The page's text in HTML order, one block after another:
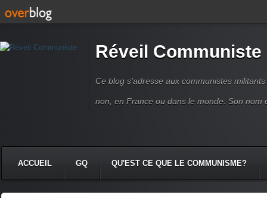
Réveil Communiste
Ce blog s'adresse aux communistes
non, en France ou dans le monde. Son nom
ACCUEIL GQ QU'EST CE QUE LE COMMUNISME?